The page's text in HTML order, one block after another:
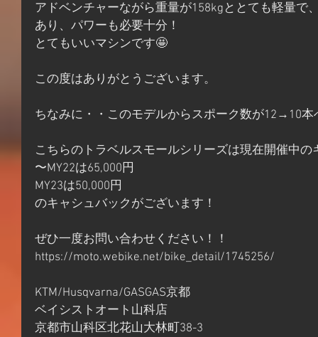
アドベンチャーながら重量が158kgととても軽量で
あり、パワーも必要十分！
とてもいいマシンです🤩
この度はありがとうございます。
ちなみに・・このモデルからスポーク数が12→10本
こちらのトラベルスモールシリーズは現在開催中
〜MY22は65,000円
MY23は50,000円
のキャシュバックがございます！
ぜひ一度お問い合わせください！！
https://moto.webike.net/bike_detail/1745256/
KTM/Husqvarna/GASGAS京都
ベイシストオート山科店
京都市山科区北花山大林町38-3